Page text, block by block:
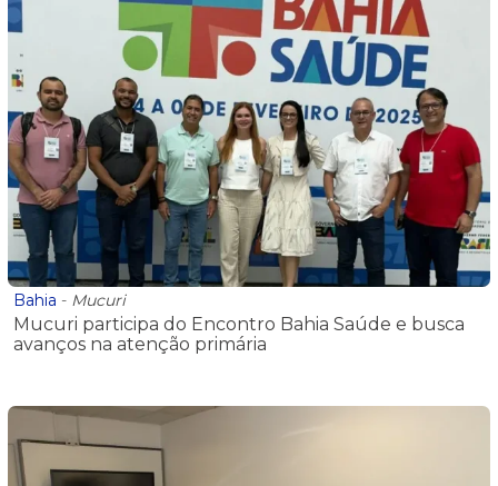
Bahia - Mucuri
Mucuri participa do Encontro Bahia Saúde e busca
avanços na atenção primária